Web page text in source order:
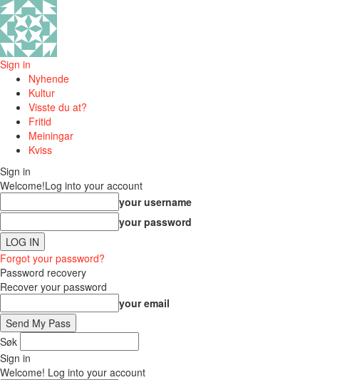
Sign in
Nyhende
Kultur
Visste du at?
Fritid
Meiningar
Kviss
Sign in
Welcome!Log into your account
your username
your password
Forgot your password?
Password recovery
Recover your password
your email
Søk
Sign in
Welcome! Log into your account